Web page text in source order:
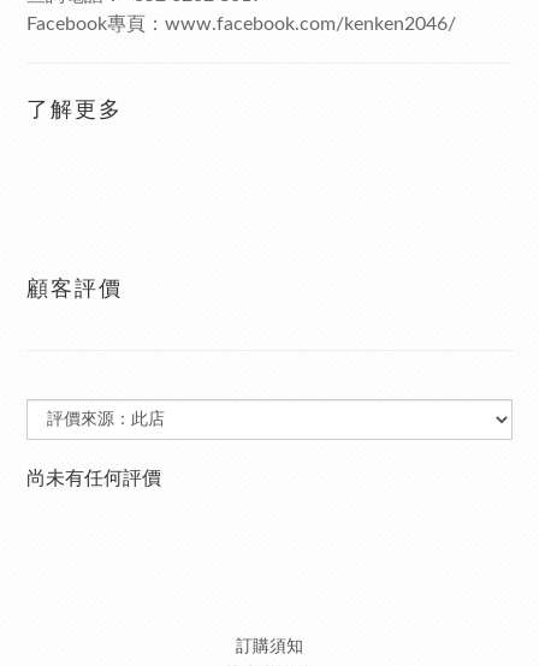
Facebook專頁：www.facebook.com/kenken2046/
了解更多
顧客評價
尚未有任何評價
訂購須知